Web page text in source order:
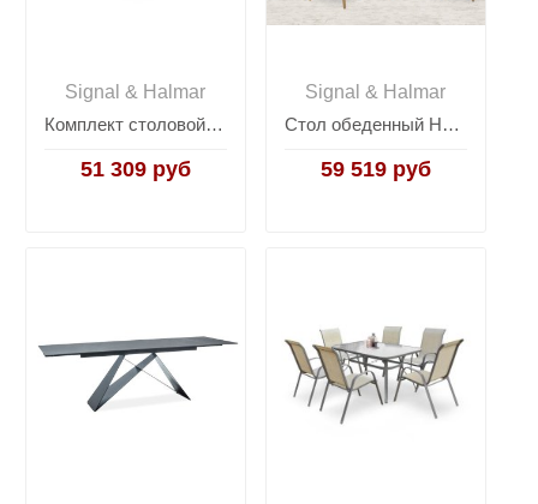
Signal & Halmar
Комплект столовой мебели Halmar BOLIVAR (стол + 6 стульев, дуб золотой/черный)
51 309 руб
Signal & Halmar
Стол обеденный Halmar CALIBER раскладной (белый матовый/дуб сан ремо)
59 519 руб